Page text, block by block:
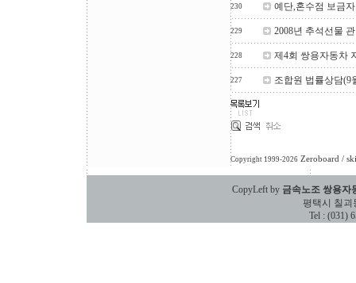
230 예단,혼수점 보금
229 2008년 추석선물
228 제4회 쌍용자동차
227 조합원 법률상담(9
Copyright 1999-2026 Zeroboard /
CopyLeft by 금속노조 쌍용자
평택시 칠괴동
Tel : (031)